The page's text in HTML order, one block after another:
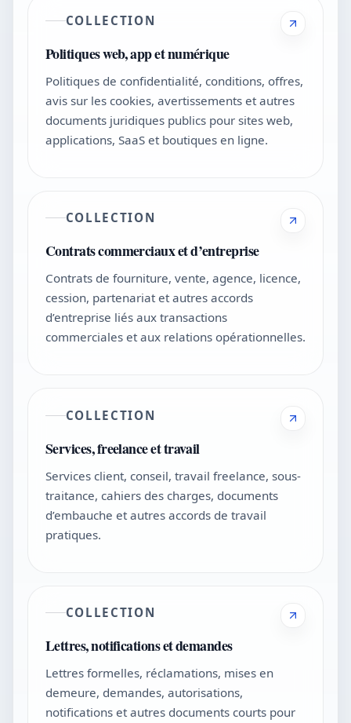
COLLECTION
Politiques web, app et numérique
Politiques de confidentialité, conditions, offres,
avis sur les cookies, avertissements et autres
documents juridiques publics pour sites web,
applications, SaaS et boutiques en ligne.
COLLECTION
Contrats commerciaux et d’entreprise
Contrats de fourniture, vente, agence, licence,
cession, partenariat et autres accords
d’entreprise liés aux transactions
commerciales et aux relations opérationnelles.
COLLECTION
Services, freelance et travail
Services client, conseil, travail freelance, sous-
traitance, cahiers des charges, documents
d’embauche et autres accords de travail
pratiques.
COLLECTION
Lettres, notifications et demandes
Lettres formelles, réclamations, mises en
demeure, demandes, autorisations,
notifications et autres documents courts pour